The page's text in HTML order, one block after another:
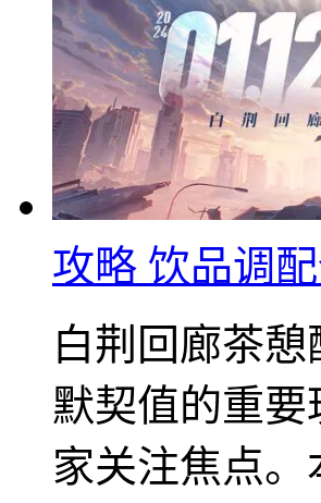
攻略 饮品调
白荆回廊茶
默契值的重
家关注焦点